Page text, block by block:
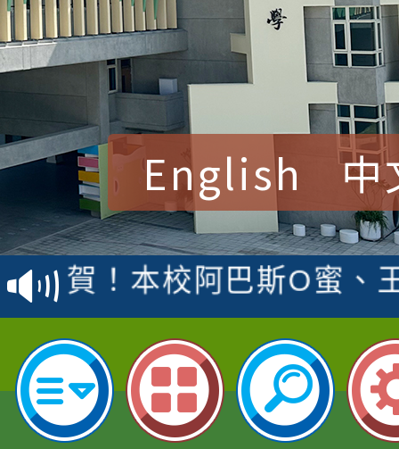
English 中
賀！本校參加桃園市中
賽 洪綺君教師榮獲社
名
賀！本校阿巴斯O蜜、
倩參加桃園市科展 國
名 指導老師王老師、
賀！本校四年二班張O
園市英語競賽國小朗讀
指導老師林老師
賀！本校參加桃園市中
賽 劉文瑛教師榮獲教
賀！本校參與2026世